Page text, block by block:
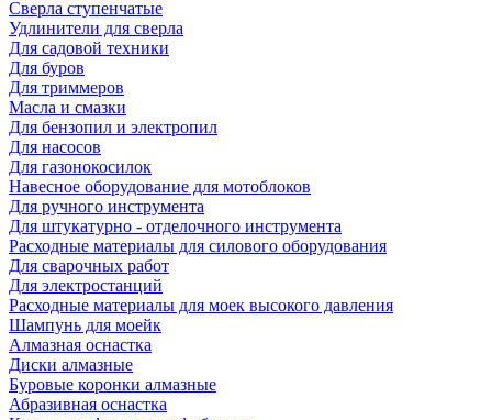
Сверла ступенчатые
Удлинители для сверла
Для садовой техники
Для буров
Для триммеров
Масла и смазки
Для бензопил и электропил
Для насосов
Для газонокосилок
Навесное оборудование для мотоблоков
Для ручного инструмента
Для штукатурно - отделочного инструмента
Расходные материалы для силового оборудования
Для сварочных работ
Для электростанций
Расходные материалы для моек высокого давления
Шампунь для моейк
Алмазная оснастка
Диски алмазные
Буровые коронки алмазные
Абразивная оснастка